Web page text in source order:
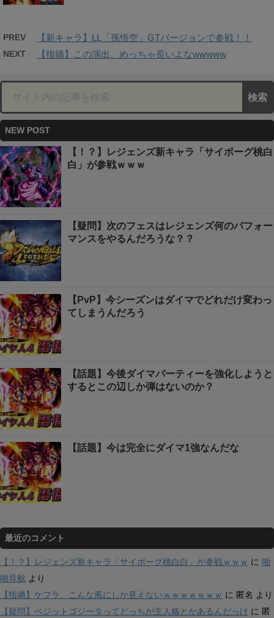
PREV 【新キャラ】LL「孫悟空」GTバージョンで参戦！！
NEXT 【指摘】この演出、めっちゃ長いよなwwwww
NEW POST
【！？】レジェンズ新キャラ「サイボーグ桃白
白」が参戦ｗｗｗ
【疑問】次のフェスはレジェンズ何のパフォー
マンスをやるんだろうな？？
【PvP】今シーズンはダイマでどれだけ変わっ
てしまうんだろう
【話題】今後ダイマパーティーを強化しようと
するとこの辺しか弾はないのか？
【話題】今は完全にダイマ1強なんだな
最近のコメント
【！？】レジェンズ新キャラ「サイボーグ桃白白」が参戦ｗｗｗ に 啪
啪导航 より
【指摘】ケフラ、こんな風にしか見えないｗｗｗｗｗｗｗ に 匿名 より
【疑問】ベジットゴジータってどっちが主人格とかあるんだっけ に 匿